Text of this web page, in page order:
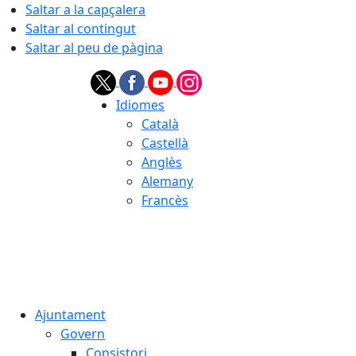
Saltar a la capçalera
Saltar al contingut
Saltar al peu de pàgina
Idiomes
Català
Castellà
Anglès
Alemany
Francès
Ajuntament
Govern